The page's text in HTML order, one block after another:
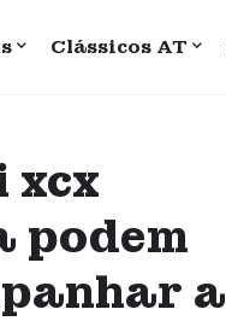
Clássicos AT
xcx
podem
a